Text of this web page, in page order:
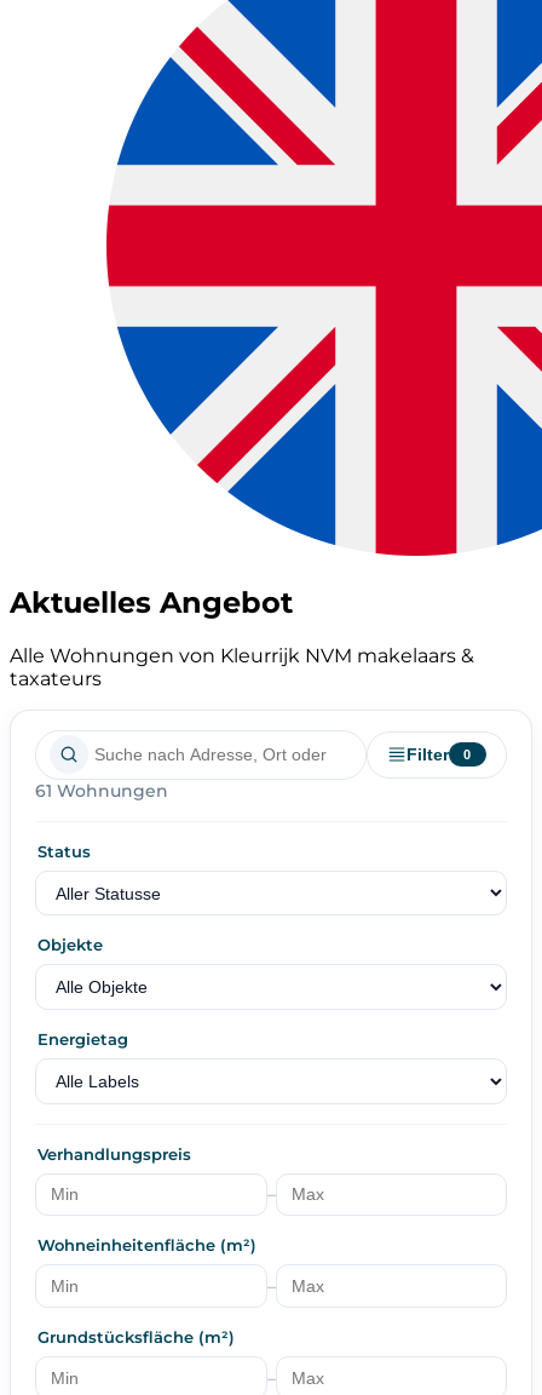
Aktuelles Angebot
Alle Wohnungen von Kleurrijk NVM makelaars &
taxateurs
Filter 0
61 Wohnungen
Status
Objekte
Energietag
Verhandlungspreis
–
Wohneinheitenfläche (m²)
–
Grundstücksfläche (m²)
–